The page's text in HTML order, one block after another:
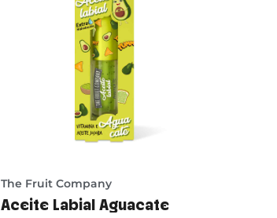
The Fruit Company
Aceite Labial Aguacate